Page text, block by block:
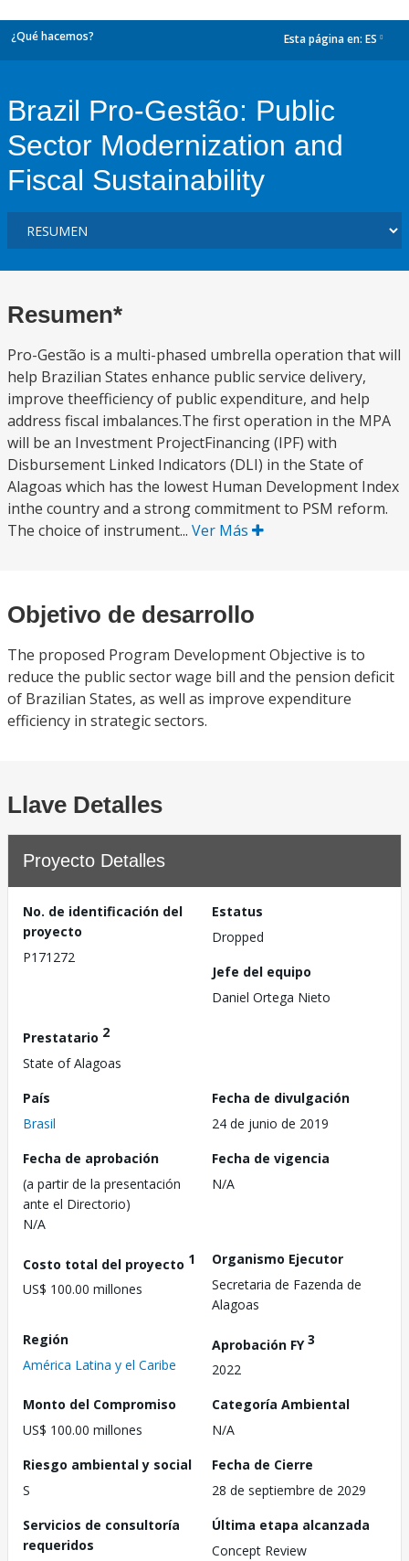
¿Qué hacemos? Esta página en: ES
Brazil Pro-Gestão: Public
Sector Modernization and
Fiscal Sustainability
Resumen*
Pro-Gestão is a multi-phased umbrella operation that will
help Brazilian States enhance public service delivery,
improve theefficiency of public expenditure, and help
address fiscal imbalances.The first operation in the MPA
will be an Investment ProjectFinancing (IPF) with
Disbursement Linked Indicators (DLI) in the State of
Alagoas which has the lowest Human Development Index
inthe country and a strong commitment to PSM reform.
The choice of instrument... Ver Más
Objetivo de desarrollo
The proposed Program Development Objective is to
reduce the public sector wage bill and the pension deficit
of Brazilian States, as well as improve expenditure
efficiency in strategic sectors.
Llave Detalles
Proyecto Detalles
No. de identificación del
proyecto
P171272
Estatus
Dropped
Jefe del equipo
Daniel Ortega Nieto
Prestatario 2
State of Alagoas
País
Brasil
Fecha de divulgación
24 de junio de 2019
Fecha de aprobación
(a partir de la presentación
ante el Directorio)
N/A
Fecha de vigencia
N/A
Costo total del proyecto 1
US$ 100.00 millones
Organismo Ejecutor
Secretaria de Fazenda de
Alagoas
Región
América Latina y el Caribe
Aprobación FY3
2022
Monto del Compromiso
US$ 100.00 millones
Categoría Ambiental
N/A
Riesgo ambiental y social
S
Fecha de Cierre
28 de septiembre de 2029
Servicios de consultoría
requeridos
Última etapa alcanzada
Concept Review